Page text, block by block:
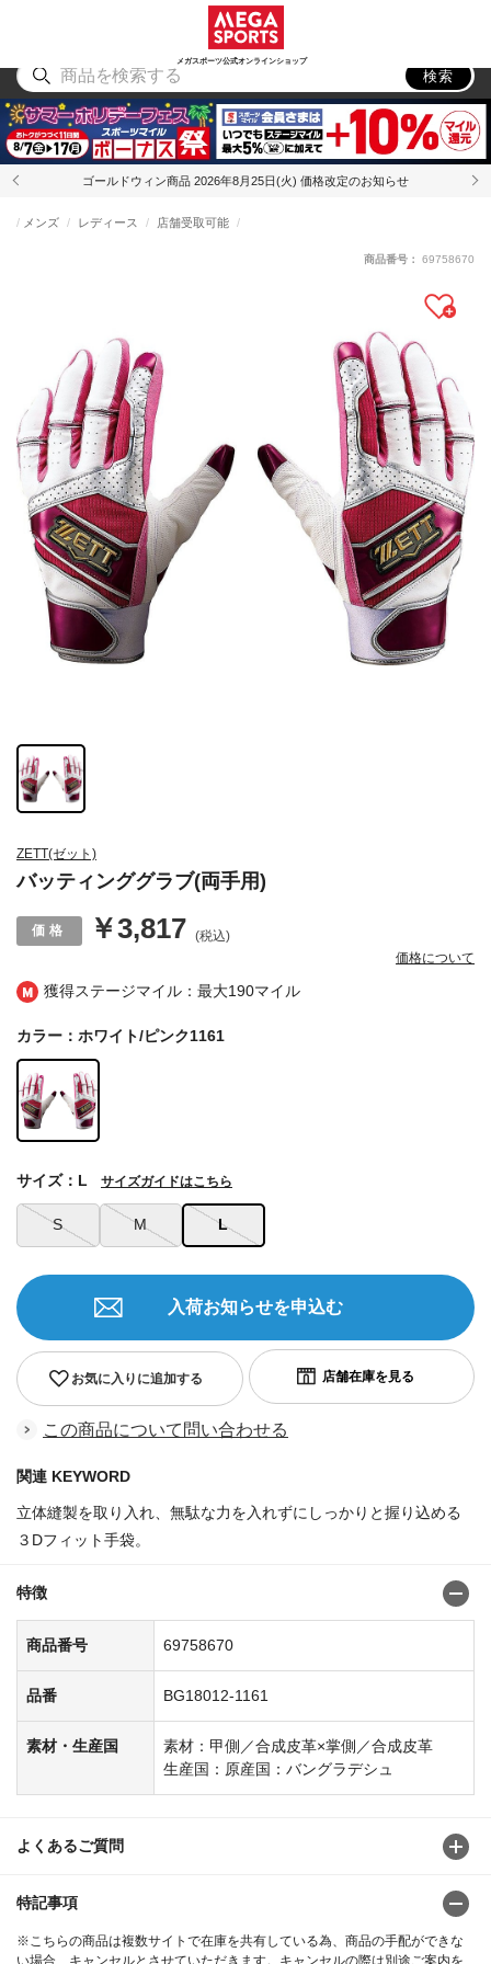
メガスポーツ公式オンラインショップ
アウトドア
検索
ゴールドウィン商品 2026年8月25日(火) 価格改定のお知らせ
獲得ステージマイル：最大190マイル
ZETT(ゼット)
バッティンググラブ(両手用)
メンズ レディース 店舗受取可能
￥3,817 (税込)
価格について
商品番号： 69758670
カラー：ホワイト/ピンク1161
S M L
サイズ：L サイズガイドはこちら
お気に入りに追加する
入荷お知らせを申込む
この商品について問い合わせる
関連 KEYWORD
立体縫製を取り入れ、無駄な力を入れずにしっかりと握り込める
３Dフィット手袋。
特徴
商品番号 69758670
品番 BG18012-1161
素材・生産国
素材：甲側／合成皮革×掌側／合成皮革
生産国：原産国：バングラデシュ
よくあるご質問
特記事項
※こちらの商品は複数サイトで在庫を共有している為、商品の手配ができな
い場合、キャンセルとさせていただきます。キャンセルの際は別途ご案内を